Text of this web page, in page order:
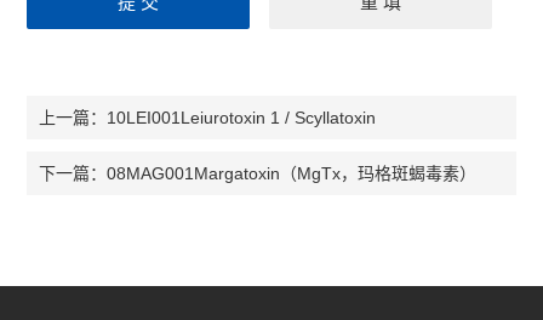
上一篇： 10LEI001Leiurotoxin 1 / Scyllatoxin
下一篇：08MAG001Margatoxin（MgTx，玛格斑蝎毒素）